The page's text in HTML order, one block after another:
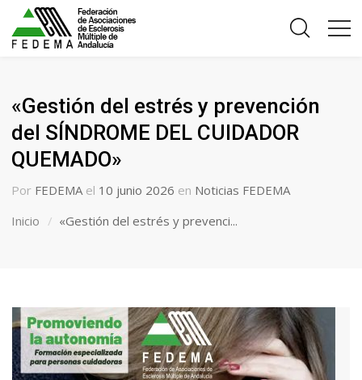
«Gestión del estrés y prevención
del SÍNDROME DEL CUIDADOR
QUEMADO»
Por FEDEMA el 10 junio 2026 en Noticias FEDEMA
Inicio
«Gestión del estrés y prevenci...